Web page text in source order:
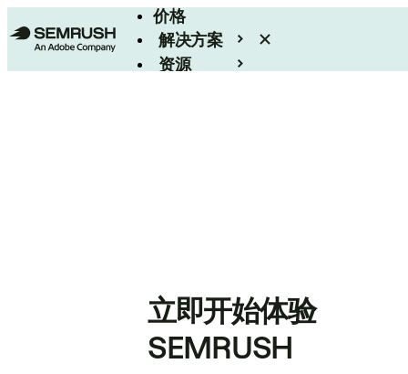
价格
解决方案
资源
立即开始体验
SEMRUSH